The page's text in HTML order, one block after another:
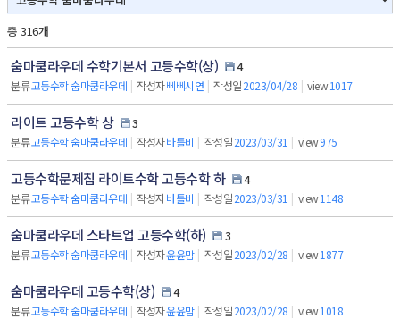
총 316개
숨마쿰라우데 수학기본서 고등수학(상)
4
분류고등수학 숨마쿰라우데 | 작성자삐삐시연 | 작성일2023/04/28 | view1017
라이트 고등수학 상
3
분류고등수학 숨마쿰라우데 | 작성자바틀비 | 작성일2023/03/31 | view975
고등수학문제집 라이트수학 고등수학 하
4
분류고등수학 숨마쿰라우데 | 작성자바틀비 | 작성일2023/03/31 | view1148
숨마쿰라우데 스타트업 고등수학(하)
3
분류고등수학 숨마쿰라우데 | 작성자윤윤맘 | 작성일2023/02/28 | view1877
숨마쿰라우데 고등수학(상)
4
분류고등수학 숨마쿰라우데 | 작성자윤윤맘 | 작성일2023/02/28 | view1018